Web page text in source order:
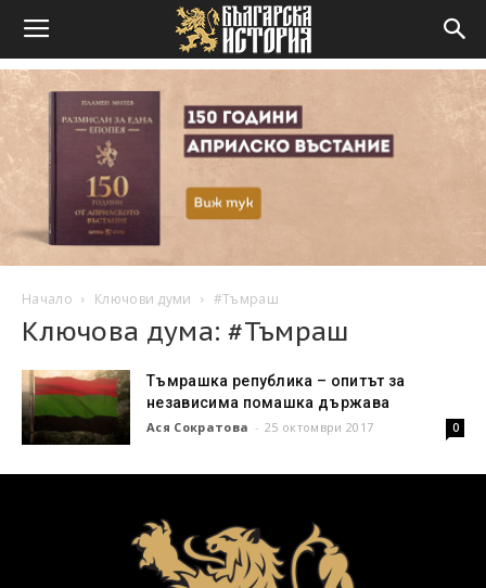
Начало Ключови думи #Тъмраш
Ключова дума: #Тъмраш
Тъмрашка република – опитът за
независима помашка държава
Ася Сократова - 25 октомври 2017 0